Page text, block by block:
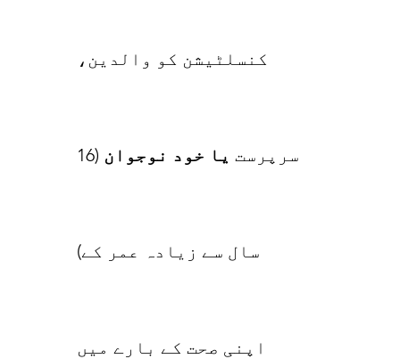
کنسلٹیشن کو والدین،
سرپرست یا خود نوجوان (16
سال سے زیادہ عمر کے)
اپنی صحت کے بارے میں